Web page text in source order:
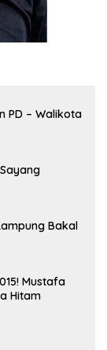
PD – Walikota
Bakal
Mustafa
Hitam